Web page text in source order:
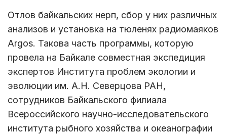
Отлов байкальских нерп, сбор у них различных
анализов и установка на тюленях радиомаяков
Argos. Такова часть программы, которую
провела на Байкале совместная экспедиция
экспертов Института проблем экологии и
эволюции им. А.Н. Северцова РАН,
сотрудников Байкальского филиала
Всероссийского научно-исследовательского
института рыбного хозяйства и океанографии